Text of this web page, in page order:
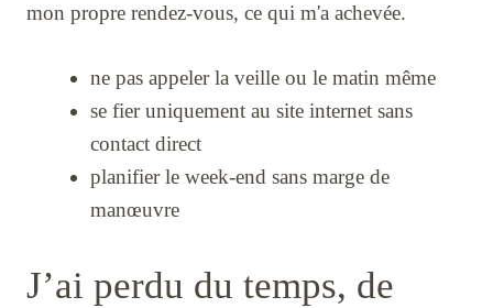
mon propre rendez-vous, ce qui m'a achevée.
ne pas appeler la veille ou le matin même
se fier uniquement au site internet sans
contact direct
planifier le week-end sans marge de
manœuvre
J’ai perdu du temps, de